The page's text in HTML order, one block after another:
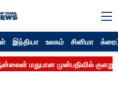
இந்தியா உலகம் சினிமா